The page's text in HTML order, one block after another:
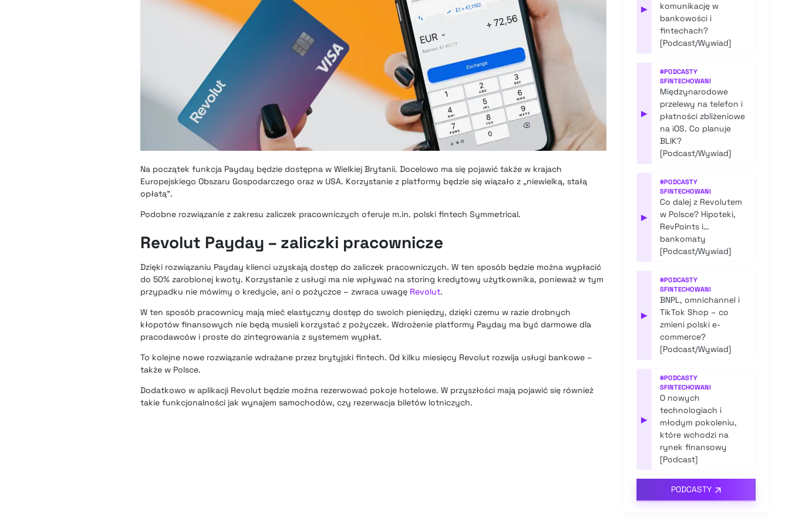
Na początek funkcja Payday będzie dostępna w Wielkiej Brytanii. Docelowo ma się pojawić także w krajach
Europejskiego Obszaru Gospodarczego oraz w USA. Korzystanie z platformy będzie się wiązało z „niewielką, stałą
opłatą”.
Podobne rozwiązanie z zakresu zaliczek pracowniczych oferuje m.in. polski fintech Symmetrical.
Revolut Payday – zaliczki pracownicze
Dzięki rozwiązaniu Payday klienci uzyskają dostęp do zaliczek pracowniczych. W ten sposób będzie można wypłacić
do 50% zarobionej kwoty. Korzystanie z usługi ma nie wpływać na storing kredytowy użytkownika, ponieważ w tym
przypadku nie mówimy o kredycie, ani o pożyczce – zwraca uwagę Revolut.
W ten sposób pracownicy mają mieć elastyczny dostęp do swoich pieniędzy, dzięki czemu w razie drobnych
kłopotów finansowych nie będą musieli korzystać z pożyczek. Wdrożenie platformy Payday ma być darmowe dla
pracodawców i proste do zintegrowania z systemem wypłat.
To kolejne nowe rozwiązanie wdrażane przez brytyjski fintech. Od kilku miesięcy Revolut rozwija usługi bankowe –
także w Polsce.
Dodatkowo w aplikacji Revolut będzie można rezerwować pokoje hotelowe. W przyszłości mają pojawić się również
takie funkcjonalności jak wynajem samochodów, czy rezerwacja biletów lotniczych.
▶
komunikację w
bankowości i
fintechach?
[Podcast/Wywiad]
▶
#PODCASTY
SFINTECHOWANI
Międzynarodowe
przelewy na telefon i
płatności zbliżeniowe
na iOS. Co planuje
BLIK?
[Podcast/Wywiad]
▶
#PODCASTY
SFINTECHOWANI
Co dalej z Revolutem
w Polsce? Hipoteki,
RevPoints i…
bankomaty
[Podcast/Wywiad]
▶
#PODCASTY
SFINTECHOWANI
BNPL, omnichannel i
TikTok Shop – co
zmieni polski e-
commerce?
[Podcast/Wywiad]
▶
#PODCASTY
SFINTECHOWANI
O nowych
technologiach i
młodym pokoleniu,
które wchodzi na
rynek finansowy
[Podcast]
PODCASTY